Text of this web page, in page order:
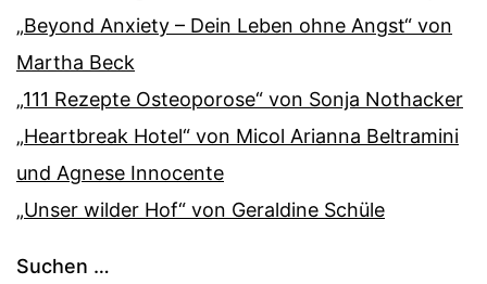
„Beyond Anxiety – Dein Leben ohne Angst“ von
Martha Beck
„111 Rezepte Osteoporose“ von Sonja Nothacker
„Heartbreak Hotel“ von Micol Arianna Beltramini
und Agnese Innocente
„Unser wilder Hof“ von Geraldine Schüle
Suchen …